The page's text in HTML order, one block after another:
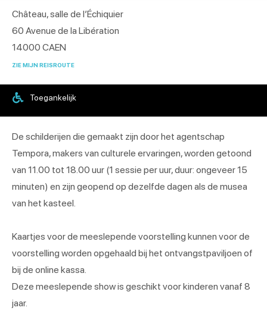
Château, salle de l’Échiquier
60 Avenue de la Libération
14000 CAEN
ZIE MIJN REISROUTE
Toegankelijk
De schilderijen die gemaakt zijn door het agentschap
Tempora, makers van culturele ervaringen, worden getoond
van 11.00 tot 18.00 uur (1 sessie per uur, duur: ongeveer 15
minuten) en zijn geopend op dezelfde dagen als de musea
van het kasteel.
Kaartjes voor de meeslepende voorstelling kunnen voor de
voorstelling worden opgehaald bij het ontvangstpaviljoen of
bij de online kassa.
Deze meeslepende show is geschikt voor kinderen vanaf 8
jaar.